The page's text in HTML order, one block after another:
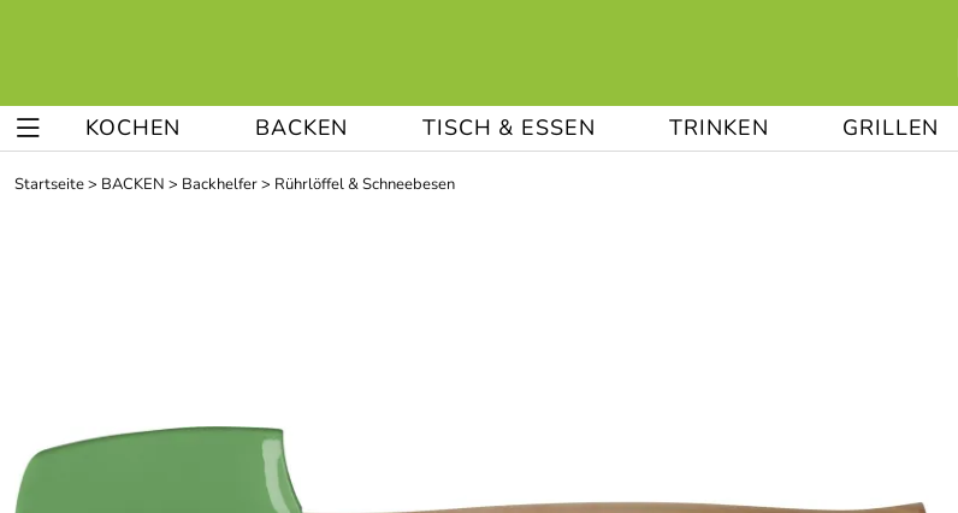
KOCHEN BACKEN TISCH & ESSEN TRINKEN GRILLEN
Startseite> BACKEN > Backhelfer> Rührlöffel & Schneebesen